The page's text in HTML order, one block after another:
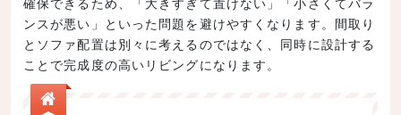
ンスが悪い」といった問題を避けやすくなります。間取り
とソファ配置は別々に考えるのではなく、同時に設計する
ことで完成度の高いリビングになります。